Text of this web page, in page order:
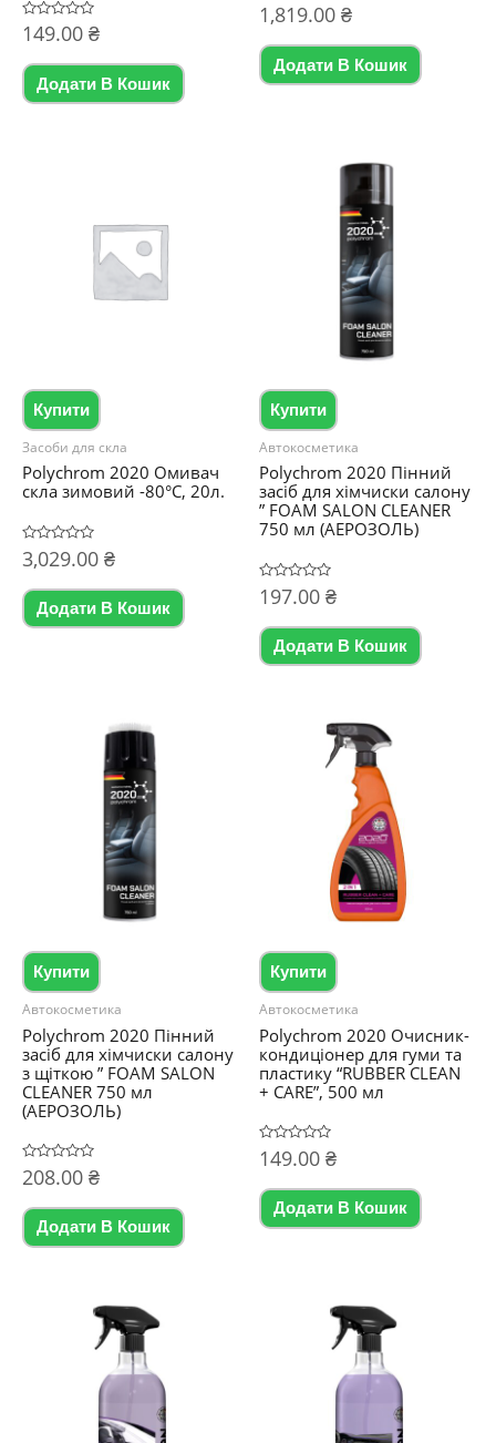
Оцінено
в
з
149.00 ₴
Додати В Кошик
Оцінено
в
з
1,819.00 ₴
Додати В Кошик
Купити
Засоби для скла
Polychrom 2020 Омивач
скла зимовий -80°C, 20л.
Оцінено
в
з
3,029.00 ₴
Додати В Кошик
Купити
Автокосметика
Polychrom 2020 Пінний
засіб для хімчиски салону
” FOAM SALON CLEANER
750 мл (АЕРОЗОЛЬ)
Оцінено
в
з
197.00 ₴
Додати В Кошик
Купити
Автокосметика
Polychrom 2020 Пінний
засіб для хімчиски салону
з щіткою ” FOAM SALON
CLEANER 750 мл
(АЕРОЗОЛЬ)
Оцінено
в
з
208.00 ₴
Додати В Кошик
Купити
Автокосметика
Polychrom 2020 Очисник-
кондиціонер для гуми та
пластику “RUBBER CLEAN
+ CARE”, 500 мл
Оцінено
в
з
149.00 ₴
Додати В Кошик